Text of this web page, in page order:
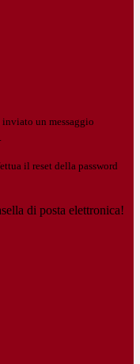
inviato un messaggio
il reset della password
di posta elettronica!